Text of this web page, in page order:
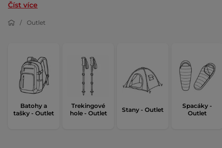
Číst více
Outlet
Batohy a
tašky - Outlet
Trekingové
hole - Outlet
Stany - Outlet
Spacáky -
Outlet